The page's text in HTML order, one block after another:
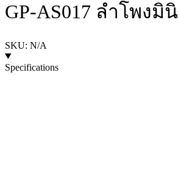
GP-AS017 ลำโพงมินิ
SKU: N/A
Specifications